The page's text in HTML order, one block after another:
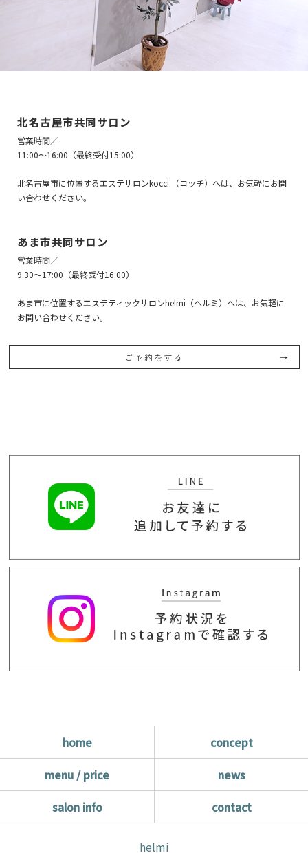
北名古屋市共同サロン
営業時間／
11:00〜16:00（最終受付15:00）
北名古屋市に位置するエステサロンkocci.（コッチ）へは、お気軽にお問
い合わせください。
あま市共同サロン
営業時間／
9:30〜17:00（最終受付16:00）
あま市に位置するエステティックサロンhelmi（ヘルミ）へは、お気軽に
お問い合わせください。
ご予約をする
home
concept
menu / price
news
salon info
contact
helmi